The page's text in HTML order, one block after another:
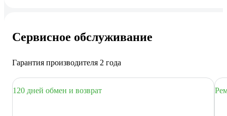
Сервисное обслуживание
Гарантия производителя 2 года
120 дней обмен и возврат